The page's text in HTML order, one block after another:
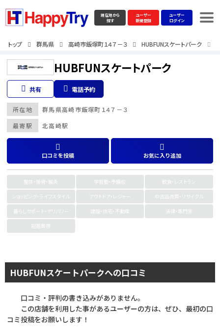
現在地から
探す
ユーザー
新規登録
ユーザー
ログイン
トップ 群馬県 高崎市飯塚町１４７－３ HUBFUNスケートパーク
HUBFUNスケートパーク
共有 電話予約
最寄駅 北高崎駅
所在地 群馬県高崎市飯塚町１４７－３
口コミを投稿 お気に入り追加
整体・接骨・鍼灸 学習塾・予備校
飲食・レストラン
ショッピング・ライフスタイル
アウトドア・レジャー
中古品売買・リサイクル
暮らしサポート・デリバリー
建設・住宅・不動産
法律・専門家
冠婚葬祭
HUBFUNスケートパークへの口コミ
口コミ・評判の書き込みがありません。
この店舗を利用した事があるユーザーの方は、ぜひ、最初の口
コミ投稿をお願いします！